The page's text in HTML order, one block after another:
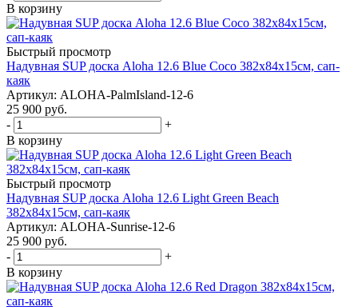
В корзину
Быстрый просмотр
Надувная SUP доска Aloha 12.6 Blue Coco 382x84x15см, сап-
каяк
Артикул: ALOHA-PalmIsland-12-6
25 900 руб.
-
+
В корзину
Быстрый просмотр
Надувная SUP доска Aloha 12.6 Light Green Beach
382x84x15см, сап-каяк
Артикул: ALOHA-Sunrise-12-6
25 900 руб.
-
+
В корзину